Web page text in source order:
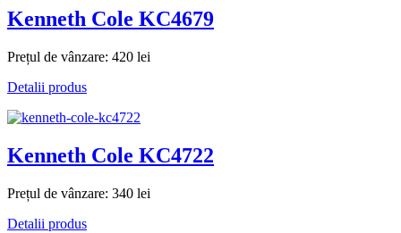
Kenneth Cole KC4679
Prețul de vânzare: 420 lei
Detalii produs
Kenneth Cole KC4722
Prețul de vânzare: 340 lei
Detalii produs